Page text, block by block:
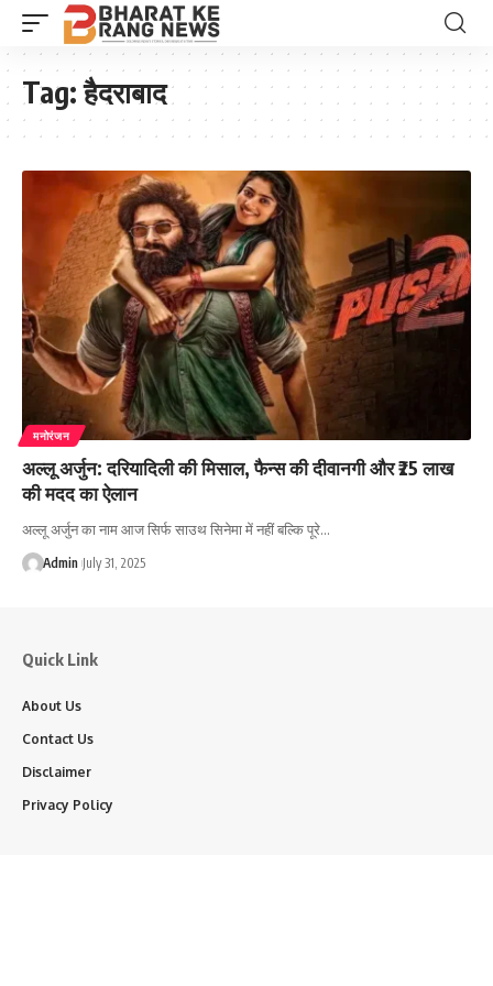
Tag:हैदराबाद
मनोरंजन
अल्लू अर्जुन: दरियादिली की मिसाल, फैन्स की दीवानगी और ₹25 लाख
की मदद का ऐलान
अल्लू अर्जुन का नाम आज सिर्फ साउथ सिनेमा में नहीं बल्कि पूरे…
Admin July 31, 2025
Quick Link
About Us
Contact Us
Disclaimer
Privacy Policy